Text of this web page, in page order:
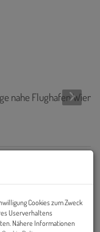
der
und Bekanntgabe,
Cookies zum Zweck
Userverhaltens
Nähere Informationen